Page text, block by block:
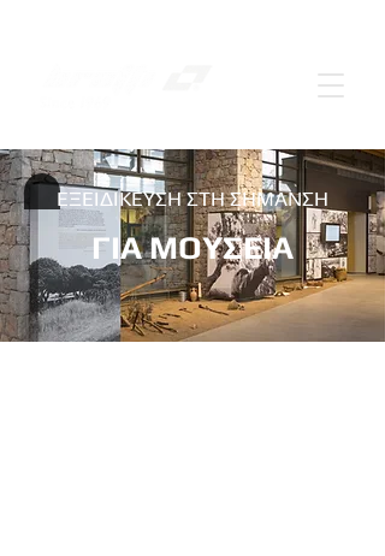
ΕΞΕΙΔΙΚΕΥΣΗ ΣΤΗ ΣΗΜΑΝΣΗ
ΓΙΑ ΜΟΥΣΕΙΑ